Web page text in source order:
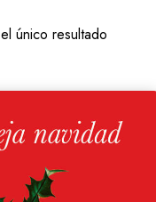
único resultado